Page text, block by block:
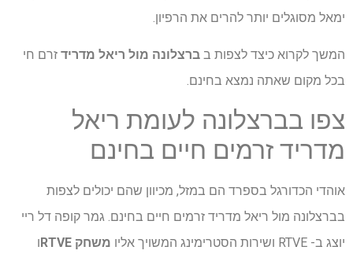
ימאל מסוגלים יותר להרים את הרפיון.
המשך לקרוא כיצד לצפות ב ברצלונה מול ריאל מדריד זרם חי
בכל מקום שאתה נמצא בחינם.
צפו בברצלונה לעומת ריאל
מדריד זרמים חיים בחינם
אוהדי הכדורגל בספרד הם במזל, מכיוון שהם יכולים לצפות
בברצלונה מול ריאל מדריד זרמים חיים בחינם. גמר קופה דל ריי
יוצג ב- RTVE ושירות הסטרימינג המשויך אליו
משחק RTVE ו